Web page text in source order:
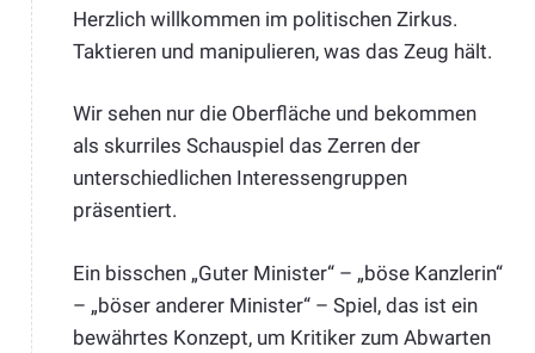
Herzlich willkommen im politischen Zirkus.
Taktieren und manipulieren, was das Zeug hält.
Wir sehen nur die Oberfläche und bekommen
als skurriles Schauspiel das Zerren der
unterschiedlichen Interessengruppen
präsentiert.
Ein bisschen „Guter Minister“ – „böse Kanzlerin“
– „böser anderer Minister“ – Spiel, das ist ein
bewährtes Konzept, um Kritiker zum Abwarten